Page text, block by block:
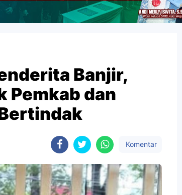
Banjir,
Pemkab dan
Komentar